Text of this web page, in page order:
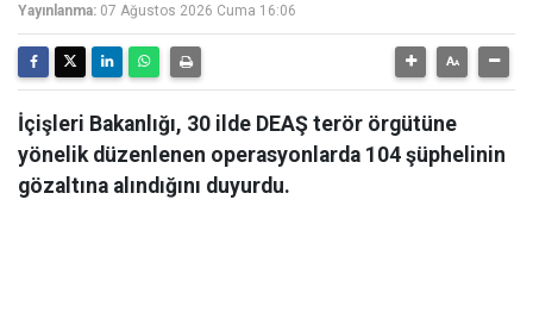
Yayınlanma: 07 Ağustos 2026 Cuma 16:06
İçişleri Bakanlığı, 30 ilde DEAŞ terör örgütüne
yönelik düzenlenen operasyonlarda 104 şüphelinin
gözaltına alındığını duyurdu.